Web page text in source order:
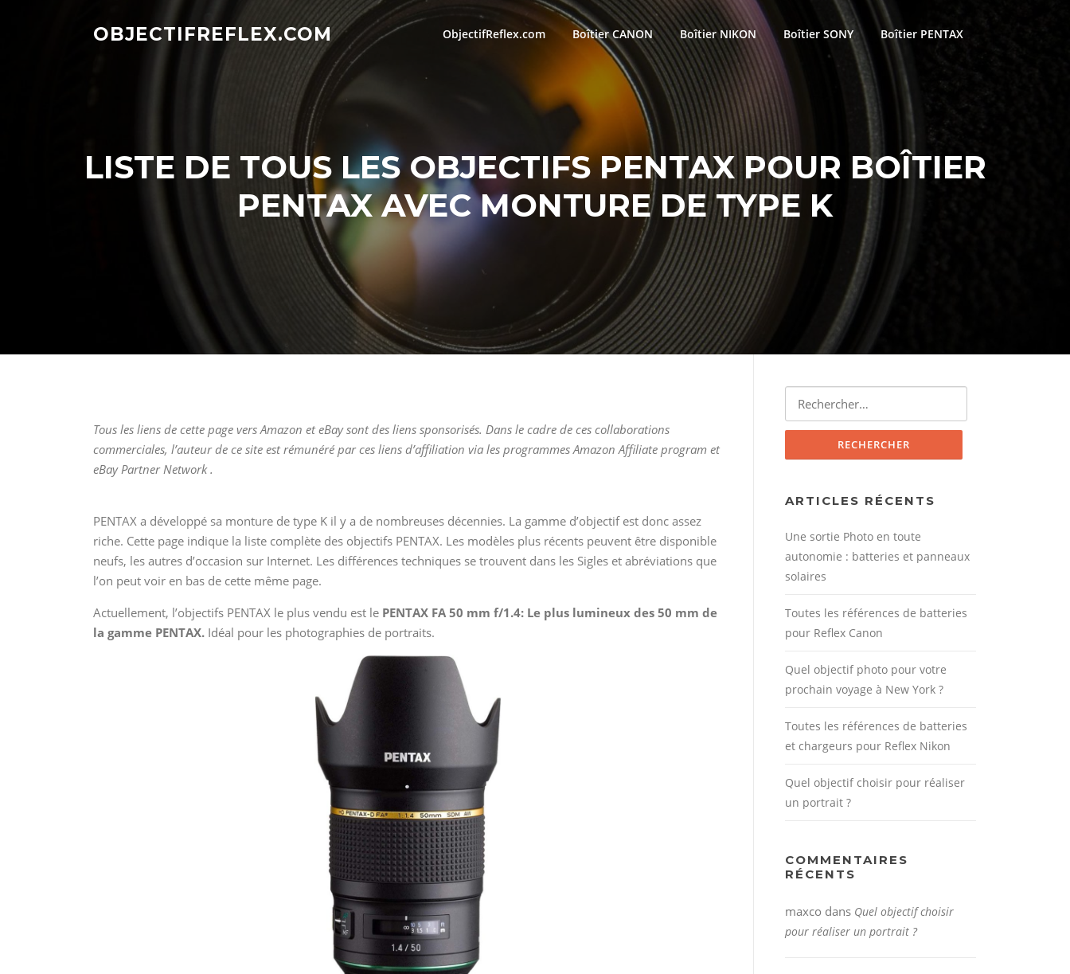
OBJECTIFREFLEX.COM ObjectifReflex.com Boîtier CANON Boîtier NIKON Boîtier SONY Boîtier PENTAX
LISTE DE TOUS LES OBJECTIFS PENTAX POUR BOÎTIER
PENTAX AVEC MONTURE DE TYPE K
Tous les liens de cette page vers Amazon et eBay sont des liens sponsorisés. Dans le cadre de ces collaborations
commerciales, l’auteur de ce site est rémunéré par ces liens d’affiliation via les programmes Amazon Affiliate program et
eBay Partner Network .
PENTAX a développé sa monture de type K il y a de nombreuses décennies. La gamme d’objectif est donc assez
riche. Cette page indique la liste complète des objectifs PENTAX. Les modèles plus récents peuvent être disponible
neufs, les autres d’occasion sur Internet. Les différences techniques se trouvent dans les Sigles et abréviations que
l’on peut voir en bas de cette même page.
Actuellement, l’objectifs PENTAX le plus vendu est le PENTAX FA 50 mm f/1.4: Le plus lumineux des 50 mm de
la gamme PENTAX. Idéal pour les photographies de portraits.
ARTICLES RÉCENTS
Une sortie Photo en toute
autonomie : batteries et panneaux
solaires
Toutes les références de batteries
pour Reflex Canon
Quel objectif photo pour votre
prochain voyage à New York ?
Toutes les références de batteries
et chargeurs pour Reflex Nikon
Quel objectif choisir pour réaliser
un portrait ?
COMMENTAIRES
RÉCENTS
maxco dans Quel objectif choisir
pour réaliser un portrait ?